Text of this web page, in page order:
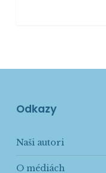
Odkazy
Naši autori
O médiách